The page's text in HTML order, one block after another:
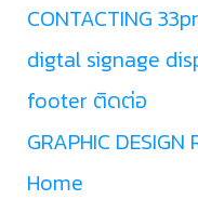
CONTACTING
digtal signage
footer ติดต่อ
GRAPHIC DESIGN
Home